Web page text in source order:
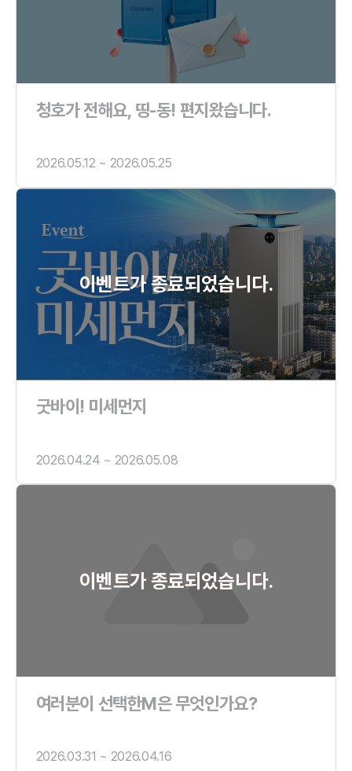
청호가 전해요, 띵-동! 편지왔습니다.
2026.05.12 ~ 2026.05.25
이벤트가 종료되었습니다.
굿바이! 미세먼지
2026.04.24 ~ 2026.05.08
이벤트가 종료되었습니다.
여러분이 선택한M은 무엇인가요?
2026.03.31 ~ 2026.04.16